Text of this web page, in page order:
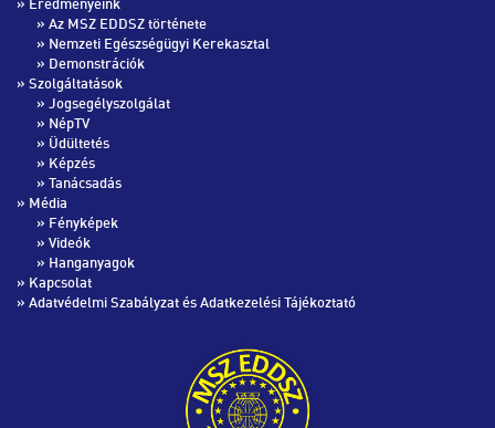
» Az MSZ EDDSZ története
» Nemzeti Egészségügyi Kerekasztal
» Demonstrációk
» Szolgáltatások
» Jogsegélyszolgálat
» NépTV
» Üdültetés
» Képzés
» Tanácsadás
» Média
» Fényképek
» Videók
» Hanganyagok
» Kapcsolat
» Adatvédelmi Szabályzat és Adatkezelési Tájékoztató